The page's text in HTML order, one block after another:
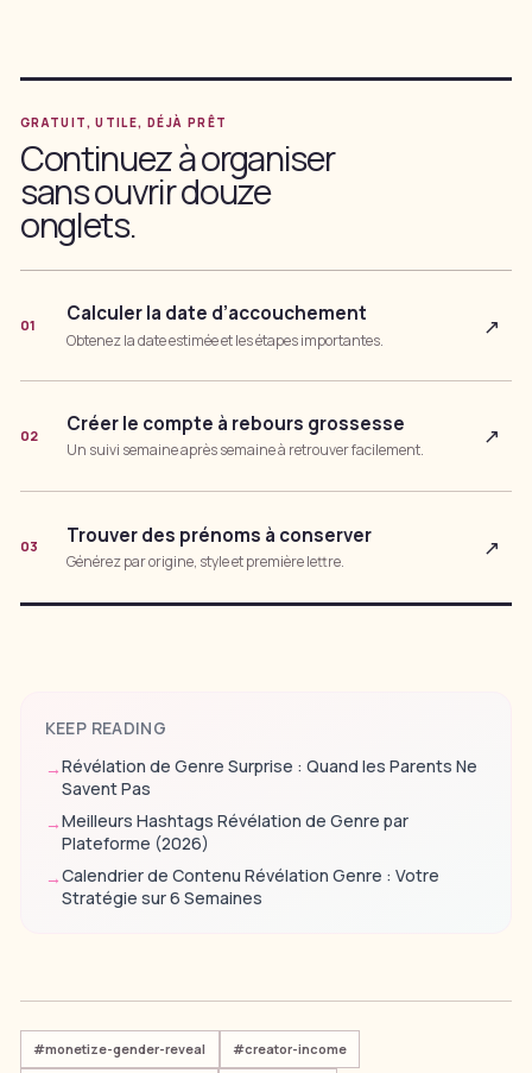
GRATUIT, UTILE, DÉJÀ PRÊT
Continuez à organiser
sans ouvrir douze
onglets.
01 Calculer la date d’accouchement
Obtenez la date estimée et les étapes importantes.
↗
02 Créer le compte à rebours grossesse
Un suivi semaine après semaine à retrouver facilement.
↗
03 Trouver des prénoms à conserver
Générez par origine, style et première lettre.
↗
KEEP READING
→Révélation de Genre Surprise : Quand les Parents Ne
Savent Pas
→Meilleurs Hashtags Révélation de Genre par
Plateforme (2026)
→Calendrier de Contenu Révélation Genre : Votre
Stratégie sur 6 Semaines
#monetize-gender-reveal #creator-income